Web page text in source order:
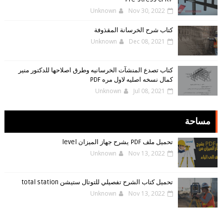
Unknown Nov 30, 2022
كتاب شرح الخرسانة المقذوفة
Unknown Dec 08, 2021
كتاب تصدع المنشآت الخرسانيه وطرق اصلاحها للدكتور منير
كمال نسخه اصليه لاول مره PDF
Unknown Jul 08, 2021
مساحة
تحميل ملف PDF يشرح جهاز الميزان level
Unknown Nov 13, 2022
تحميل كتاب الشرح تفصيلي للتوتال ستيشن total station
Unknown Nov 13, 2022